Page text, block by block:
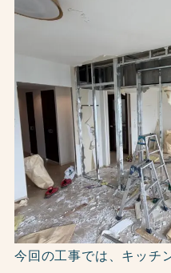
今回の工事では、キッチ